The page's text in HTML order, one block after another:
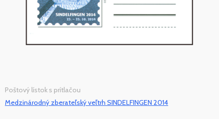
Poštový lístok s prítlačou
Medzinárodný zberateľský veľtrh SINDELFINGEN 2014